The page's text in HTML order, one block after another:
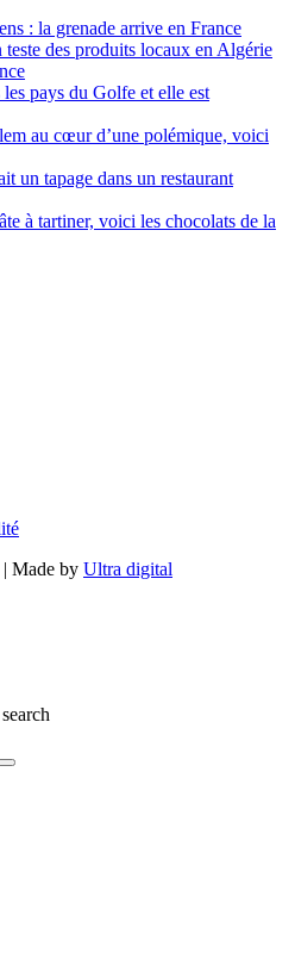
: la grenade arrive en France
des produits locaux en Algérie
pays du Golfe et elle est
au cœur d’une polémique, voici
un tapage dans un restaurant
à tartiner, voici les chocolats de la
Made by Ultra digital